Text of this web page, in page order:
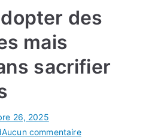
des
mais
sacrifier
26, 2025
Aucun commentairesur